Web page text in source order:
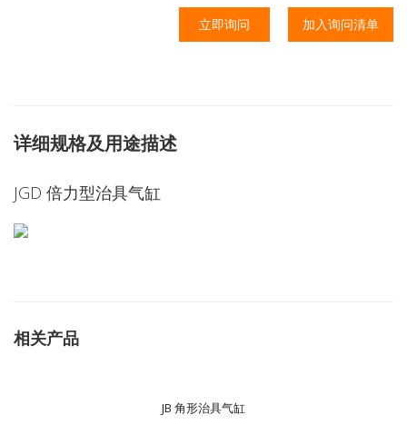
立即询问 加入询问清单
详细规格及用途描述
JGD 倍力型治具气缸
相关产品
JB 角形治具气缸